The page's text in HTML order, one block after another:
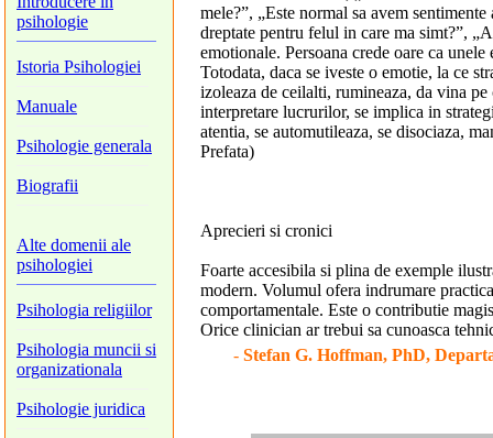
psihologie
Istoria Psihologiei
Manuale
Psihologie generala
Biografii
Alte domenii ale
psihologiei
Psihologia religiilor
Psihologia muncii si
organizationala
Psihologie juridica
mele?”, „Este normal sa avem
dreptate pentru felul in care ma simt?”,
emotionale. Persoana crede oare ca
Totodata, daca se iveste o emotie, la ce
izoleaza de ceilalti, rumineaza, da vina
interpretare lucrurilor, se implica in
atentia, se automutileaza, se disociaza,
Prefata)
Aprecieri si cronici
Foarte accesibila si plina de exemple
modern. Volumul ofera indrumare
comportamentale. Este o contributie
Orice clinician ar trebui sa cunoasca
- Stefan G. Hoffman, PhD,